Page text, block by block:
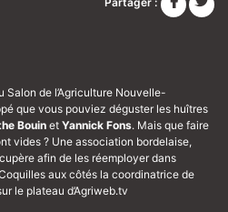
Salon de l’Agriculture Nouvelle-
que vous pouviez déguster les huîtres
Bouin et Yannick Fons. Mais que faire
vides ? Une association bordelaise,
afin de les réemployer dans
aux côtés la coordinatrice de
le plateau d’Agriweb.tv